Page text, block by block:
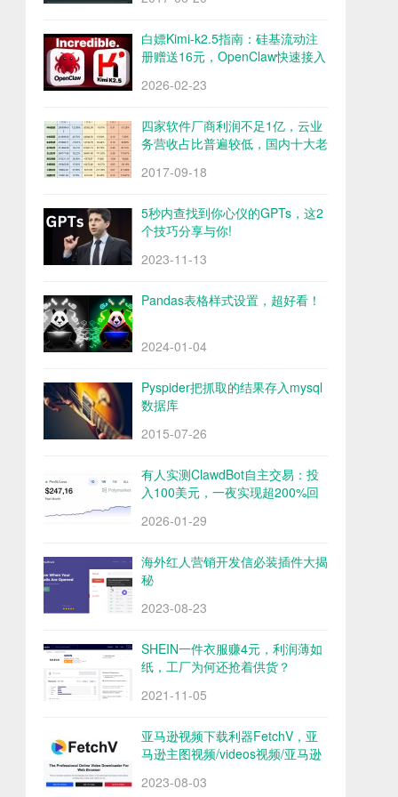
白嫖Kimi-k2.5指南：硅基流动注
册赠送16元，OpenClaw快速接入
2026-02-23
四家软件厂商利润不足1亿，云业
务营收占比普遍较低，国内十大老
2017-09-18
5秒内查找到你心仪的GPTs，这2
个技巧分享与你!
2023-11-13
Pandas表格样式设置，超好看！
2024-01-04
Pyspider把抓取的结果存入mysql
数据库
2015-07-26
有人实测ClawdBot自主交易：投
入100美元，一夜实现超200%回
2026-01-29
海外红人营销开发信必装插件大揭
秘
2023-08-23
SHEIN一件衣服赚4元，利润薄如
纸，工厂为何还抢着供货？
2021-11-05
亚马逊视频下载利器FetchV，亚
马逊主图视频/videos视频/亚马逊
2023-08-03